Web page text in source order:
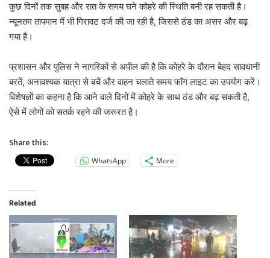
कुछ दिनों तक सुबह और रात के समय घने कोहरे की स्थिति बनी रह सकती है।
न्यूनतम तापमान में भी गिरावट दर्ज की जा रही है, जिससे ठंड का असर और बढ़
गया है।
प्रशासन और पुलिस ने नागरिकों से अपील की है कि कोहरे के दौरान बेहद सावधानी
बरतें, अनावश्यक यात्रा से बचें और वाहन चलाते समय फॉग लाइट का उपयोग करें।
विशेषज्ञों का कहना है कि आने वाले दिनों में कोहरे के साथ ठंड और बढ़ सकती है,
ऐसे में लोगों को सतर्क रहने की जरूरत है।
Share this:
WhatsApp
More
Related